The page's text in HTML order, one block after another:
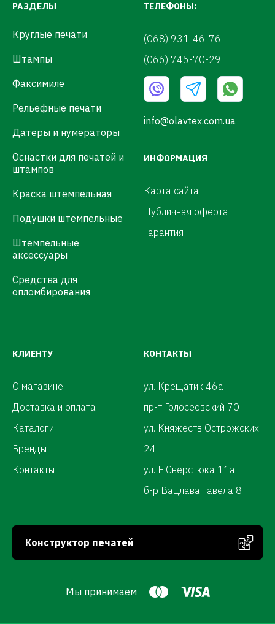
РАЗДЕЛЫ
Круглые печати
Штампы
Факсимиле
Рельефные печати
Датеры и нумераторы
Оснастки для печатей и
штампов
Краска штемпельная
Подушки штемпельные
Штемпельные
аксессуары
Средства для
опломбирования
ТЕЛЕФОНЫ:
(068) 931-46-76
(066) 745-70-29
info@olavtex.com.ua
ИНФОРМАЦИЯ
Карта сайта
Публичная оферта
Гарантия
КЛИЕНТУ
О магазине
Доставка и оплата
Каталоги
Бренды
Контакты
КОНТАКТЫ
ул. Крещатик 46а
пр-т Голосеевский 70
ул. Княжеств Острожских
24
ул. Е.Сверстюка 11а
б-р Вацлава Гавела 8
Конструктор печатей
Мы принимаем